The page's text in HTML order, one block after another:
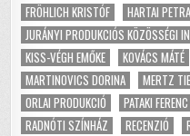
FRÖHLICH KRISTÓF
HARTAI PETRA
JURÁNYI PRODUKCIÓS KÖZÖSSÉGI
KISS-VÉGH EMŐKE
KOVÁCS MÁTÉ
MARTINOVICS DORINA
MERTZ
ORLAI PRODUKCIÓ
PATAKI FERENC
RADNÓTI SZÍNHÁZ
RECENZIÓ